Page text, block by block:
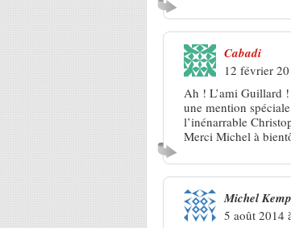
Cabadi
12 février
Ah ! L’ami Guillard
une mention
l’inénarrable
Merci Michel à
Michel
5 août 2014